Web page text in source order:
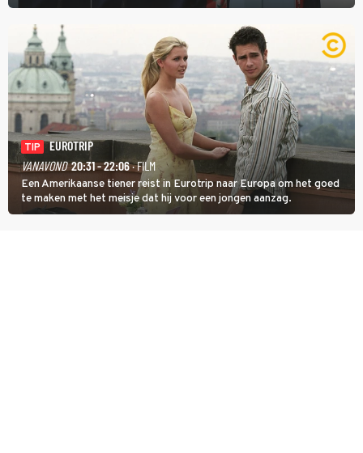
boeiende avond beloven: 'Mijn ideale televisieavond is zoals mijn
identiteit: grenzeloos, absurd en vol angsten'.
TIP
EUROTRIP
VANAVOND 20:31 - 22:06· FILM
Een Amerikaanse tiener reist in Eurotrip naar Europa om het goed
te maken met het meisje dat hij voor een jongen aanzag.